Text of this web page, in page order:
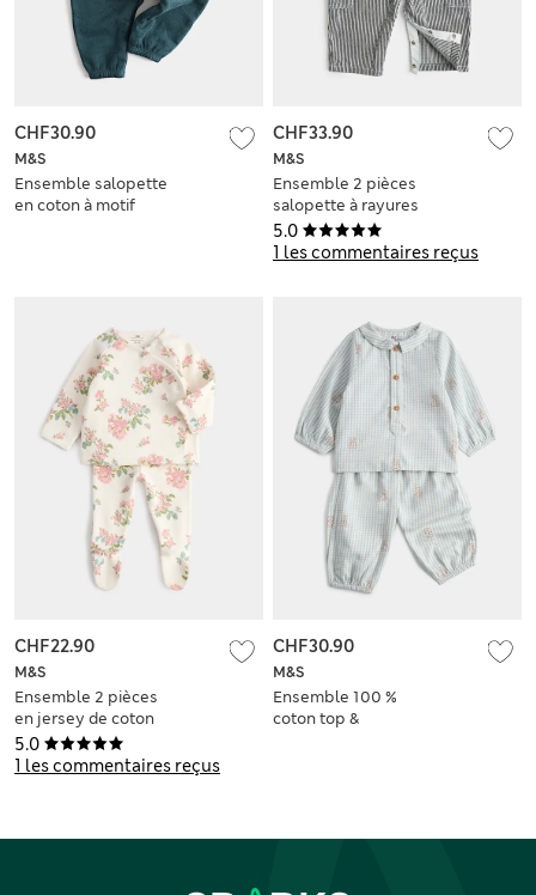
M&S
Ensemble salopette
en coton à motif
CHF30.90
5.0
1 les commentaires reçus
M&S
Ensemble 2 pièces
salopette à rayures
(jusqu’au 3 ans)
CHF33.90
5.0
1 les commentaires reçus
M&S
Ensemble 2 pièces
en jersey de coton
(3,2 kg-12 mois)
CHF22.90
M&S
Ensemble 100 %
coton top &
CHF30.90